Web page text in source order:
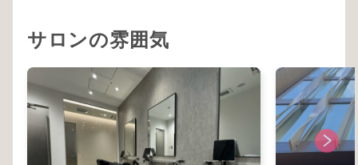
サロンの雰囲気